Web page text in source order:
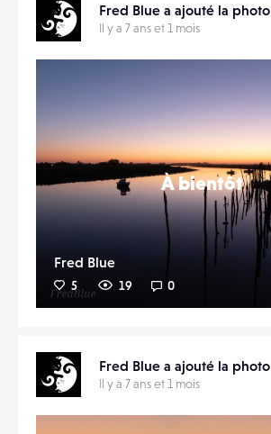
Fred Blue a ajouté la photo
Il y a 7 ans et 1 mois
À bientôt
Fred Blue
5 19 0
Fred Blue a ajouté la photo
Il y a 7 ans et 1 mois